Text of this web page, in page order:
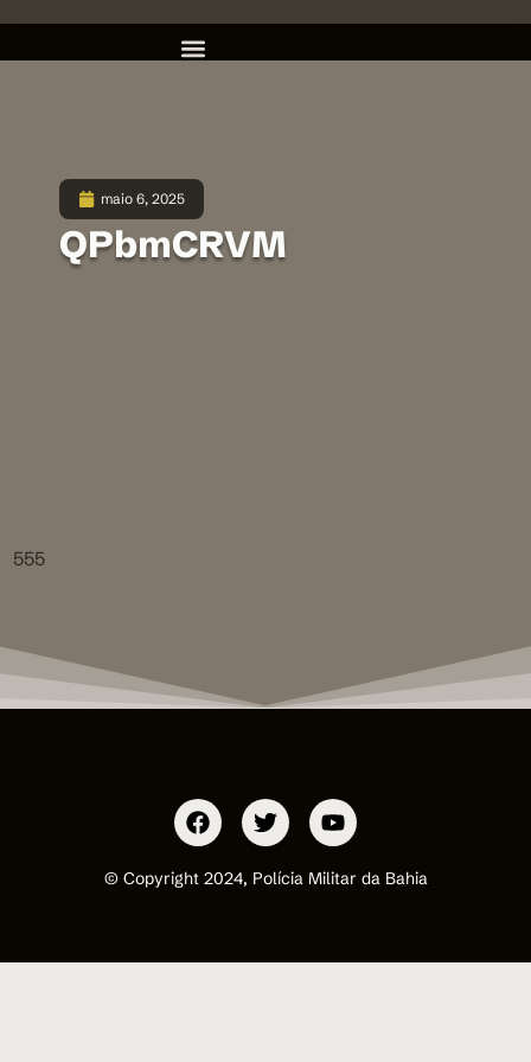
maio 6, 2025
QPbmCRVM
555
© Copyright 2024, Polícia Militar da Bahia